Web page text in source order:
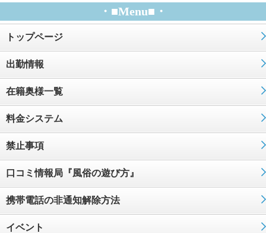
・■Menu■・
トップページ
出勤情報
在籍奥様一覧
料金システム
禁止事項
口コミ情報局『風俗の遊び方』
携帯電話の非通知解除方法
イベント